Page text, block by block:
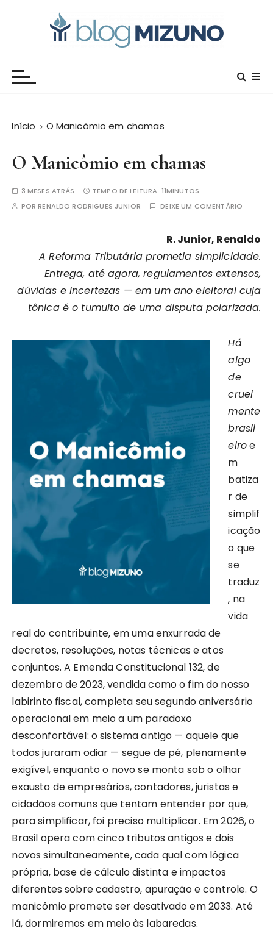
Início O Manicômio em chamas
O Manicômio em chamas
3 MESES ATRÁS TEMPO DE LEITURA: 11MINUTOS
PORRENALDO RODRIGUES JUNIOR DEIXE UM COMENTÁRIO
R. Junior, Renaldo
A Reforma Tributária prometia simplicidade.
Entrega, até agora, regulamentos extensos,
dúvidas e incertezas — em um ano eleitoral cuja
tônica é o tumulto de uma disputa polarizada.
Há
algo
de
cruel
mente
brasil
eiroe
m
batiza
r de
simplif
icação
o que
se
traduz
, na
vida
real do contribuinte, em uma enxurrada de
decretos, resoluções, notas técnicas e atos
conjuntos. A Emenda Constitucional 132, de
dezembro de 2023, vendida como o fim do nosso
labirinto fiscal, completa seu segundo aniversário
operacional em meio a um paradoxo
desconfortável: o sistema antigo — aquele que
todos juraram odiar — segue de pé, plenamente
exigível, enquanto o novo se monta sob o olhar
exausto de empresários, contadores, juristas e
cidadãos comuns que tentam entender por que,
para simplificar, foi preciso multiplicar. Em 2026, o
Brasil opera com cinco tributos antigos e dois
novos simultaneamente, cada qual com lógica
própria, base de cálculo distinta e impactos
diferentes sobre cadastro, apuração e controle. O
manicômio promete ser desativado em 2033. Até
lá, dormiremos em meio às labaredas.